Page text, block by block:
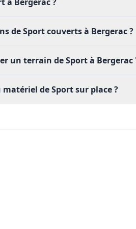
de Sport couverts à Bergerac ?
un terrain de Sport à Bergerac
de Sport sur place ?